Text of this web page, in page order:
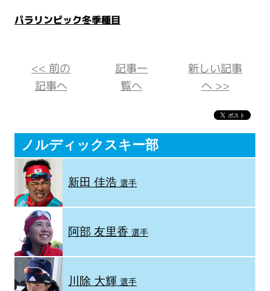
パラリンピック冬季種目
<< 前の
記事へ
記事一
覧へ
新しい記事
へ >>
ノルディックスキー部
新田 佳浩選手
阿部 友里香選手
川除 大輝選手